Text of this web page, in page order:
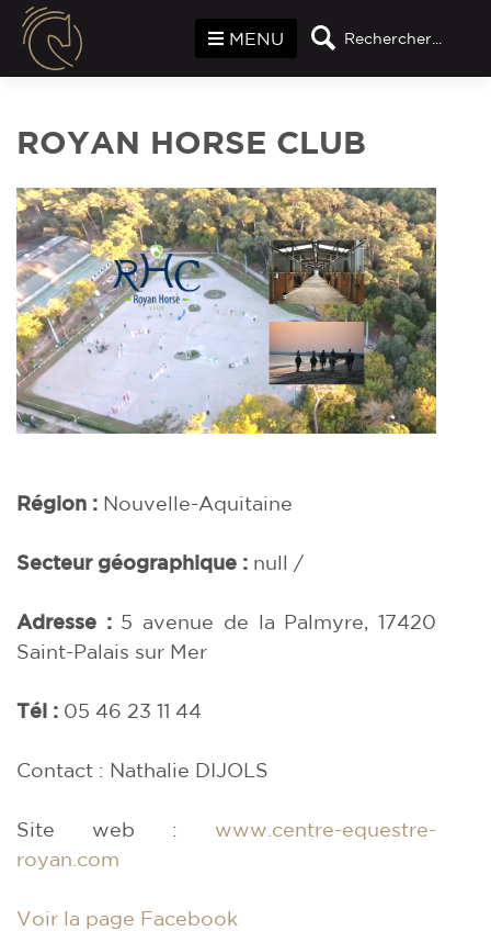
Rechercher...
MENU
ROYAN HORSE CLUB
Région : Nouvelle-Aquitaine
Secteur géographique : null /
Adresse : 5 avenue de la Palmyre, 17420
Saint-Palais sur Mer
Tél : 05 46 23 11 44
Contact : Nathalie DIJOLS
Site web : www.centre-equestre-
royan.com
Voir la page Facebook
Panneau de gestion des cookies